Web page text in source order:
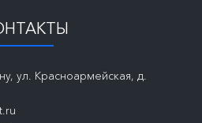
ул. Красноармейская, д.